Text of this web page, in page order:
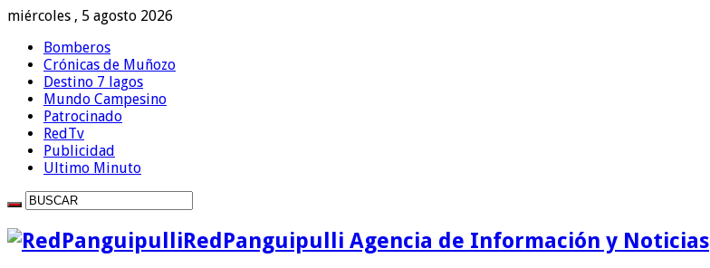
miércoles , 5 agosto 2026
Bomberos
Crónicas de Muñozo
Destino 7 lagos
Mundo Campesino
Patrocinado
RedTv
Publicidad
Ultimo Minuto
RedPanguipulli Agencia de Información y Noticias